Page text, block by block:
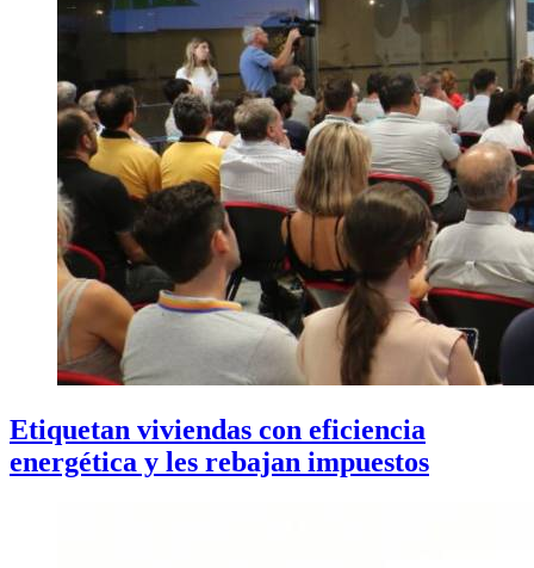
Etiquetan viviendas con eficiencia
energética y les rebajan impuestos